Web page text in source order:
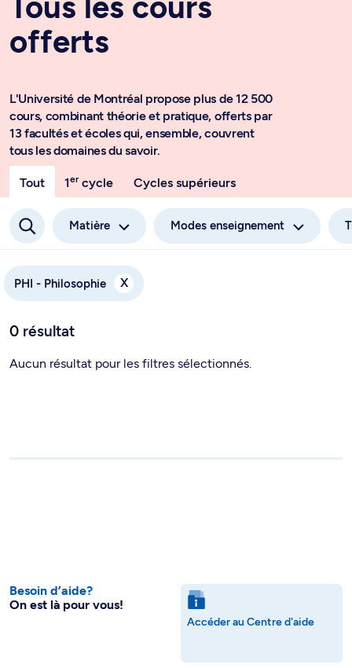
offerts
L'Université de Montréal propose plus de 12 500
cours, combinant théorie et pratique, offerts par
13 facultés et écoles qui, ensemble, couvrent
tous les domaines du savoir.
Tout 1ercycle Cycles supérieurs
Matière Modes enseignement
PHI - Philosophie X
0 résultat
Aucun résultat pour les filtres sélectionnés.
Besoin d’aide?
On est là pour vous!
Accéder au Centre d'aide